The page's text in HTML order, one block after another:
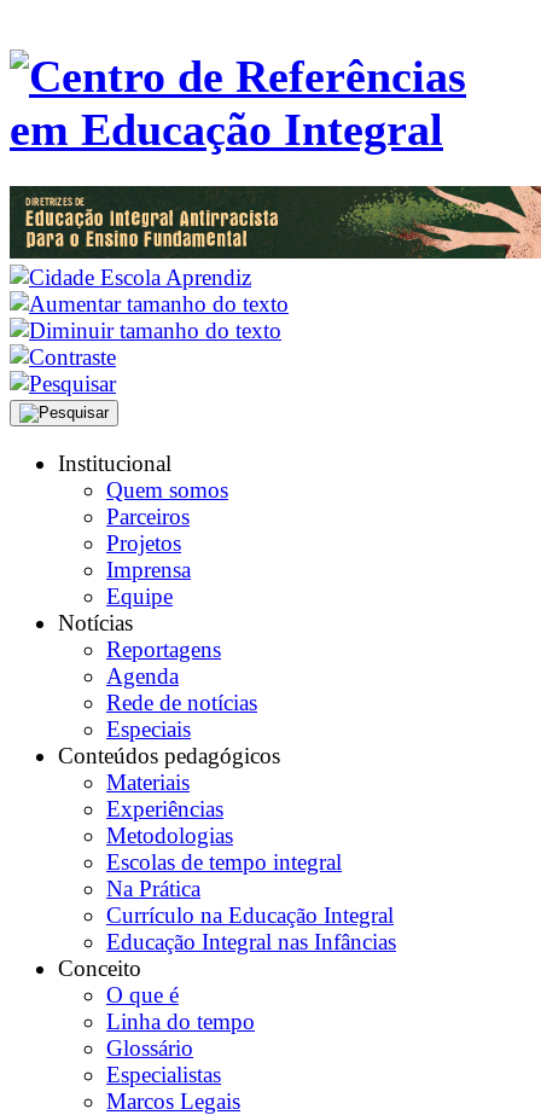
Institucional
Quem somos
Parceiros
Projetos
Imprensa
Equipe
Notícias
Reportagens
Agenda
Rede de notícias
Especiais
Conteúdos pedagógicos
Materiais
Experiências
Metodologias
Escolas de tempo integral
Na Prática
Currículo na Educação Integral
Educação Integral nas Infâncias
Conceito
O que é
Linha do tempo
Glossário
Especialistas
Marcos Legais